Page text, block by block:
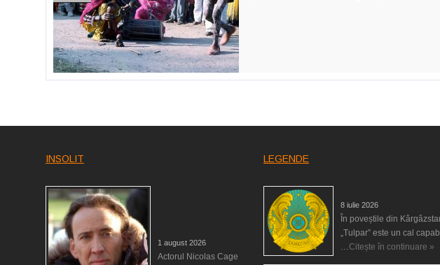
INSOLIT
1 august 2026
Actorul Nicolas Cage
LEGENDE
8 iulie 2026
În poveștile din
„Tulpar” este un cal
…Citește în continuare »